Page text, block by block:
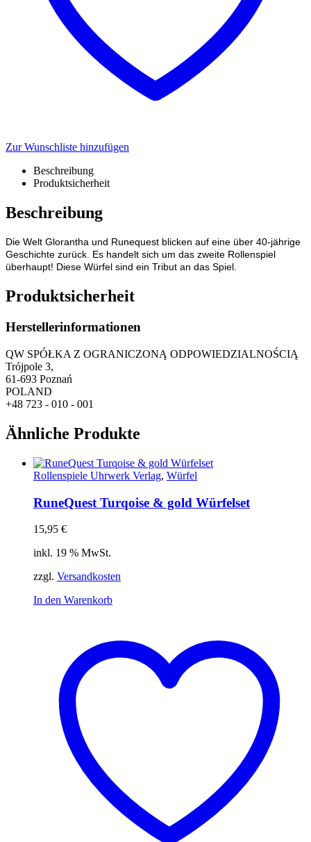
Zur Wunschliste hinzufügen
Beschreibung
Produktsicherheit
Beschreibung
Die Welt Glorantha und Runequest blicken auf eine über 40-jährige
Geschichte zurück. Es handelt sich um das zweite Rollenspiel
überhaupt! Diese Würfel sind ein Tribut an das Spiel.
Produktsicherheit
Herstellerinformationen
QW SPÓŁKA Z OGRANICZONĄ ODPOWIEDZIALNOŚCIĄ
Trójpole 3,
61-693 Poznań
POLAND
+48 723 - 010 - 001
Ähnliche Produkte
Rollenspiele Uhrwerk Verlag, Würfel
RuneQuest Turqoise & gold Würfelset
15,95 €
inkl. 19 % MwSt.
zzgl. Versandkosten
In den Warenkorb